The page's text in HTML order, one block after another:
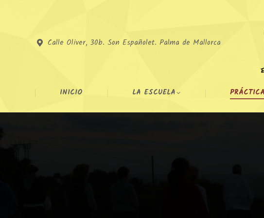
Calle Oliver, 30b. Son Españolet. Palma de Mallorca
INICIO LA ESCUELA